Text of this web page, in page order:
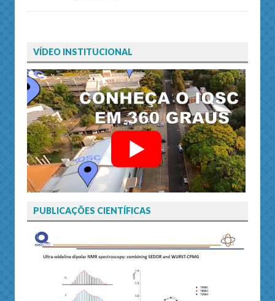
VÍDEO INSTITUCIONAL
PUBLICAÇÕES CIENTÍFICAS